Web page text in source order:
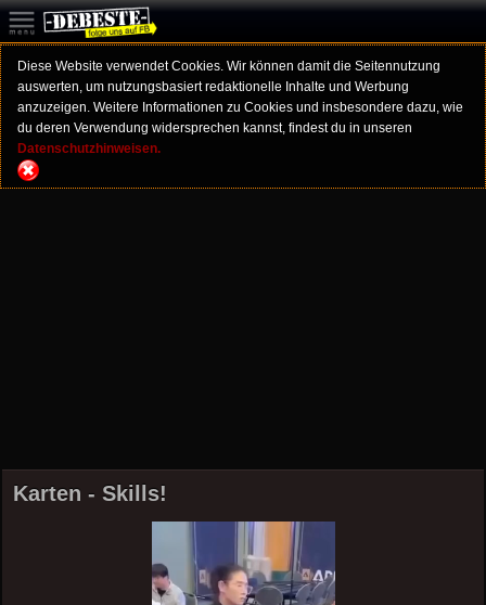
Diese Website verwendet Cookies. Wir können damit die Seitennutzung
auswerten, um nutzungsbasiert redaktionelle Inhalte und Werbung
anzuzeigen. Weitere Informationen zu Cookies und insbesondere dazu, wie
du deren Verwendung widersprechen kannst, findest du in unseren
Datenschutzhinweisen.
Karten - Skills!